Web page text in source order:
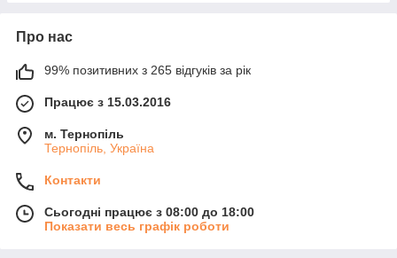
Про нас
99% позитивних з 265 відгуків за рік
Працює з 15.03.2016
м. Тернопіль
Тернопіль, Україна
Контакти
Сьогодні працює з 08:00 до 18:00
Показати весь графік роботи